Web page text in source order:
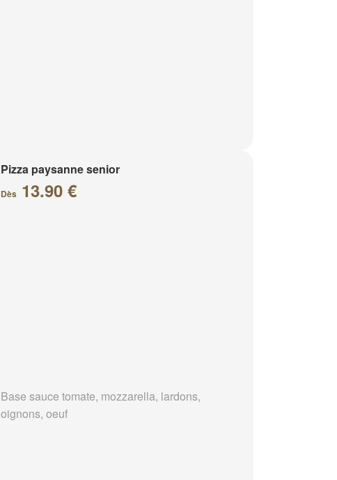
Pizza paysanne senior
Dès 13.90 €
Base sauce tomate, mozzarella, lardons,
oignons, oeuf